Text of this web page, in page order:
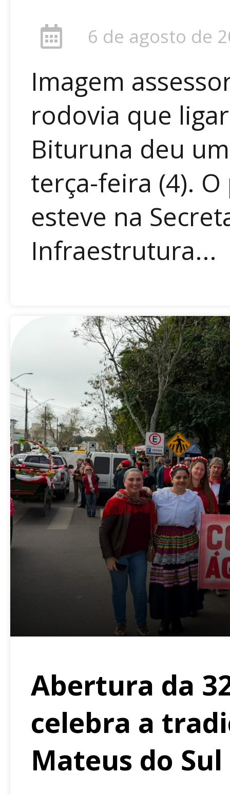
6 de agosto de
Imagem
rodovia que
Bituruna deu
terça-feira (4).
esteve na
Infraestrutura...
Abertura da
celebra a
Mateus do Sul